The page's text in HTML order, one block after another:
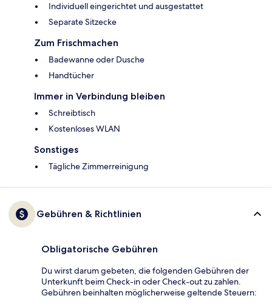
Individuell eingerichtet und ausgestattet
Separate Sitzecke
Zum Frischmachen
Badewanne oder Dusche
Handtücher
Immer in Verbindung bleiben
Schreibtisch
Kostenloses WLAN
Sonstiges
Tägliche Zimmerreinigung
Gebühren & Richtlinien
Obligatorische Gebühren
Du wirst darum gebeten, die folgenden Gebühren der
Unterkunft beim Check-in oder Check-out zu zahlen.
Gebühren beinhalten möglicherweise geltende Steuern: